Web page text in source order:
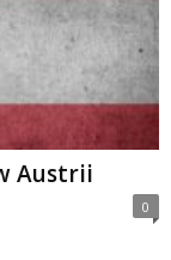
Austrii
0